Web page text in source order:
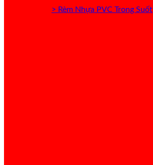
> Rèm Nhựa PVC Trong Suốt